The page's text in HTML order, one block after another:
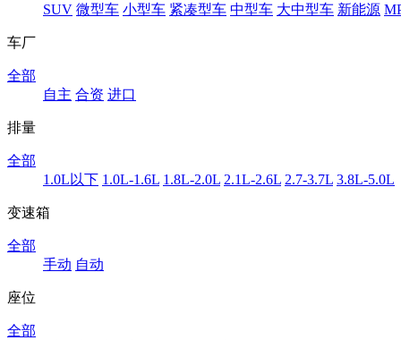
SUV 微型车 小型车 紧凑型车 中型车 大中型车 新能源
车厂
全部
自主 合资 进口
排量
全部
1.0L以下 1.0L-1.6L 1.8L-2.0L 2.1L-2.6L 2.7-3.7L 3.8L-5.0L
变速箱
全部
手动 自动
座位
全部